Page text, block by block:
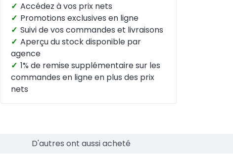
✓ Accédez à vos prix nets
✓ Promotions exclusives en ligne
✓ Suivi de vos commandes et livraisons
✓ Aperçu du stock disponible par
agence
✓ 1% de remise supplémentaire sur les
commandes en ligne en plus des prix
nets
D'autres ont aussi acheté